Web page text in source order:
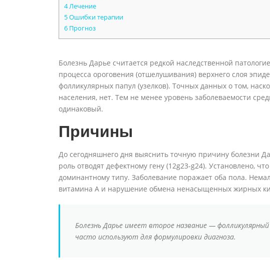
4Лечение
5Ошибки терапии
6 Прогноз
Болезнь Дарье считается редкой наследственной
процесса ороговения (отшелушивания) верхнего слоя
фолликулярных папул (узелков). Точных данных о том,
населения, нет. Тем не менее уровень заболеваемости
одинаковый.
Причины
До сегодняшнего дня выяснить точную причину болезни
роль отводят дефектному гену (12g23-g24). Установлено,
доминантному типу. Заболевание поражает оба пола.
витамина A и нарушение обмена ненасыщенных жирных
Болезнь Дарье имеет второе название —
часто используют для формулировки диагноза.